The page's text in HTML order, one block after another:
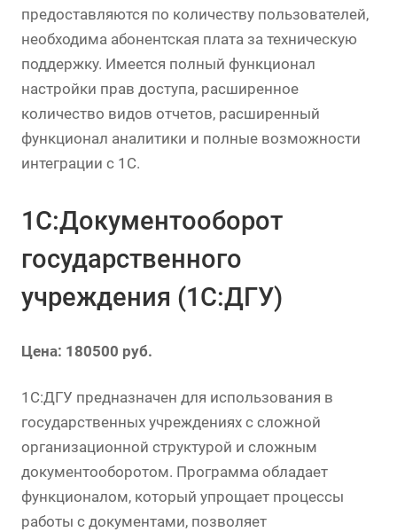
предоставляются по количеству пользователей,
необходима абонентская плата за техническую
поддержку. Имеется полный функционал
настройки прав доступа, расширенное
количество видов отчетов, расширенный
функционал аналитики и полные возможности
интеграции с 1С.
1С:Документооборот
государственного
учреждения (1С:ДГУ)
Цена: 180500 руб.
1С:ДГУ предназначен для использования в
государственных учреждениях с сложной
организационной структурой и сложным
документооборотом. Программа обладает
функционалом, который упрощает процессы
работы с документами, позволяет